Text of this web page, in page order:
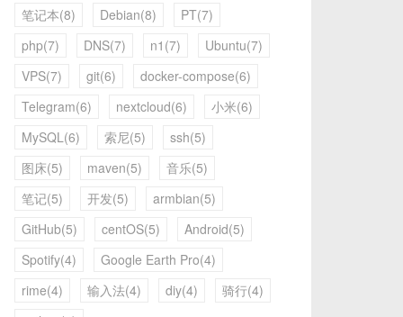
笔记本(8) Debian(8)
PT(7)
php(7)
DNS(7) n1(7)
Ubuntu(7)
VPS(7)
git(6)
docker-compose(6)
Telegram(6)
nextcloud(6)
小米(6)
MySQL(6)
索尼(5)
ssh(5)
图床(5)
maven(5)
音乐(5)
笔记(5)
开发(5)
armbian(5)
GitHub(5)
centOS(5)
Android(5)
Spotify(4)
Google Earth Pro(4)
rime(4)
输入法(4) diy(4)
骑行(4)